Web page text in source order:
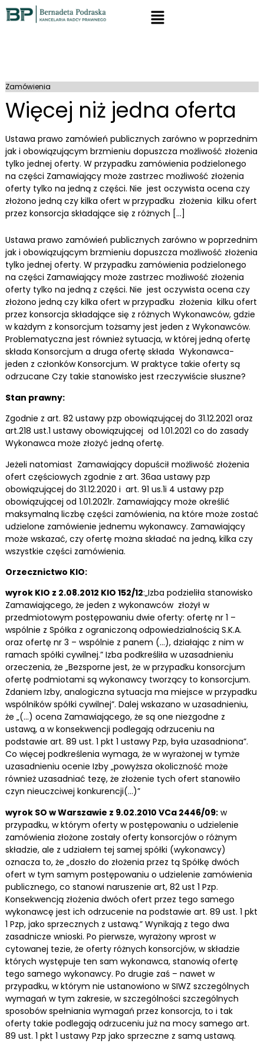
Zamówienia
Więcej niż jedna oferta
Ustawa prawo zamówień publicznych zarówno w poprzednim
jak i obowiązującym brzmieniu dopuszcza możliwość złożenia
tylko jednej oferty. W przypadku zamówienia podzielonego
na części Zamawiający może zastrzec możliwość złożenia
oferty tylko na jedną z części. Nie jest oczywista ocena czy
złożono jedną czy kilka ofert w przypadku złożenia kilku ofert
przez konsorcja składające się z różnych […]
Ustawa prawo zamówień publicznych zarówno w poprzednim
jak i obowiązującym brzmieniu dopuszcza możliwość złożenia
tylko jednej oferty. W przypadku zamówienia podzielonego
na części Zamawiający może zastrzec możliwość złożenia
oferty tylko na jedną z części. Nie jest oczywista ocena czy
złożono jedną czy kilka ofert w przypadku złożenia kilku ofert
przez konsorcja składające się z różnych Wykonawców, gdzie
w każdym z konsorcjum tożsamy jest jeden z Wykonawców.
Problematyczna jest również sytuacja, w której jedną ofertę
składa Konsorcjum a druga ofertę składa Wykonawca-
jeden z członków Konsorcjum. W praktyce takie oferty są
odrzucane Czy takie stanowisko jest rzeczywiście słuszne?
Stan prawny:
Zgodnie z art. 82 ustawy pzp obowiązującej do 31.12.2021 oraz
art.218 ust.1 ustawy obowiązującej od 1.01.2021 co do zasady
Wykonawca może złożyć jedną ofertę.
Jeżeli natomiast Zamawiający dopuścił możliwość złożenia
ofert częściowych zgodnie z art. 36aa ustawy pzp
obowiązującej do 31.12.2020 i art. 91 us.1i 4 ustawy pzp
obowiązującej od 1.01.2021r. Zamawiający może określić
maksymalną liczbę części zamówienia, na które może zostać
udzielone zamówienie jednemu wykonawcy. Zamawiający
może wskazać, czy ofertę można składać na jedną, kilka czy
wszystkie części zamówienia.
Orzecznictwo KIO:
wyrok KIO z 2.08.2012 KIO 152/12:„Izba podzieliła stanowisko
Zamawiającego, że jeden z wykonawców złożył w
przedmiotowym postępowaniu dwie oferty: ofertę nr 1 –
wspólnie z Spółka z ograniczoną odpowiedzialnością S.K.A.
oraz ofertę nr 3 – wspólnie z panem (…), działając z nim w
ramach spółki cywilnej.” Izba podkreśliła w uzasadnieniu
orzeczenia, że „Bezsporne jest, że w przypadku konsorcjum
ofertę podmiotami są wykonawcy tworzący to konsorcjum.
Zdaniem Izby, analogiczna sytuacja ma miejsce w przypadku
wspólników spółki cywilnej”. Dalej wskazano w uzasadnieniu,
że „(…) ocena Zamawiającego, że są one niezgodne z
ustawą, a w konsekwencji podlegają odrzuceniu na
podstawie art. 89 ust. 1 pkt 1 ustawy Pzp, była uzasadniona”.
Co więcej podkreślenia wymaga, że w wyrażonej w tymże
uzasadnieniu ocenie Izby „powyższa okoliczność może
również uzasadniać tezę, że złożenie tych ofert stanowiło
czyn nieuczciwej konkurencji(…)”
wyrok SO w Warszawie z 9.02.2010 VCa 2446/09:w
przypadku, w którym oferty w postępowaniu o udzielenie
zamówienia złożone zostały oferty konsorcjów o różnym
składzie, ale z udziałem tej samej spółki (wykonawcy)
oznacza to, że „doszło do złożenia przez tą Spółkę dwóch
ofert w tym samym postępowaniu o udzielenie zamówienia
publicznego, co stanowi naruszenie art, 82 ust 1 Pzp.
Konsekwencją złożenia dwóch ofert przez tego samego
wykonawcę jest ich odrzucenie na podstawie art. 89 ust. 1 pkt
1 Pzp, jako sprzecznych z ustawą.” Wynikają z tego dwa
zasadnicze wnioski. Po pierwsze, wyrażony wprost w
cytowanej tezie, że oferty różnych konsorcjów, w składzie
których występuje ten sam wykonawca, stanowią ofertę
tego samego wykonawcy. Po drugie zaś – nawet w
przypadku, w którym nie ustanowiono w SIWZ szczególnych
wymagań w tym zakresie, w szczególności szczególnych
sposobów spełniania wymagań przez konsorcja, to i tak
oferty takie podlegają odrzuceniu już na mocy samego art.
89 ust. 1 pkt 1 ustawy Pzp jako sprzeczne z samą ustawą.